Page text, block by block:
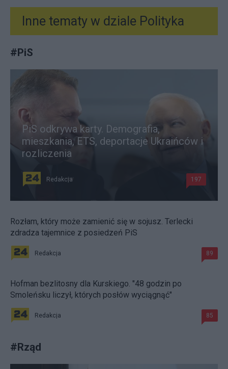
Inne tematy w dziale Polityka
#PiS
PiS odkrywa karty. Demografia,
mieszkania, ETS, deportacje Ukraińców i
rozliczenia
Redakcja 197
Rozłam, który może zamienić się w sojusz. Terlecki
zdradza tajemnice z posiedzeń PiS
Redakcja 89
Hofman bezlitosny dla Kurskiego. "48 godzin po
Smoleńsku liczył, których posłów wyciągnąć"
Redakcja 85
#Rząd